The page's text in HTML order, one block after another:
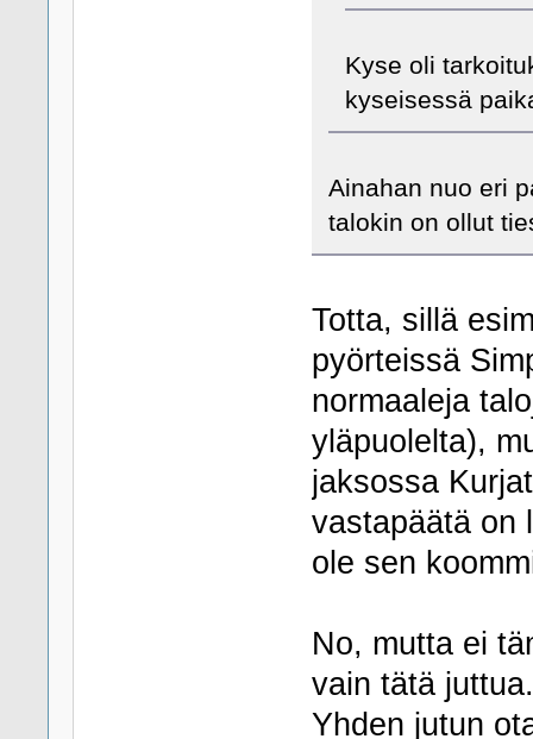
Kyse oli
kyseisessä
Ainahan nuo eri
talokin on ollut
Totta, sillä
pyörteissä
normaaleja
yläpuolelta),
jaksossa
vastapäätä on
ole sen
No, mutta ei
vain tätä juttua.
Yhden jutun